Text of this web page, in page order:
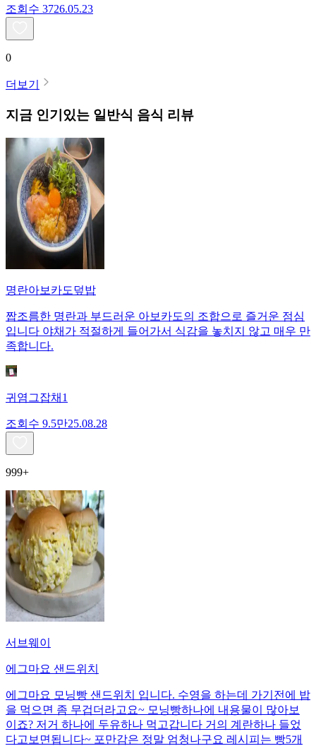
조회수 3726.05.23
0
더보기
지금 인기있는 일반식 음식 리뷰
명란아보카도덮밥
짭조름한 명란과 부드러운 아보카도의 조합으로 즐거운 점심
입니다 야채가 적절하게 들어가서 식감을 놓치지 않고 매우 만
족합니다.
귀염그잡채1
조회수 9.5만25.08.28
999+
서브웨이
에그마요 샌드위치
에그마요 모닝빵 샌드위치 입니다. 수영을 하는데 가기전에 밥
을 먹으면 좀 무겁더라고요~ 모닝빵하나에 내용물이 많아보
이죠? 저거 하나에 두유하나 먹고갑니다 거의 계란하나 들었
다고보면됩니다~ 포만감은 정말 엄청나구요 레시피는 빵5개